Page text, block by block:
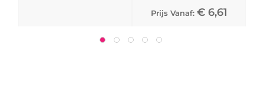
Prijs Vanaf: € 6,61